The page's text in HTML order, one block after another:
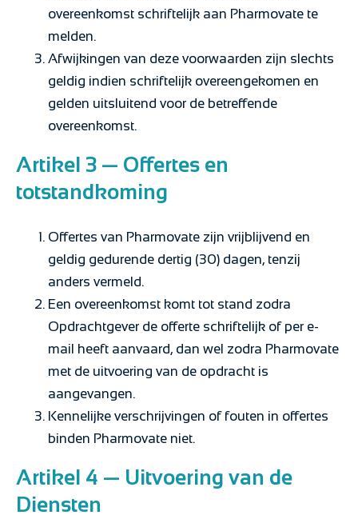
overeenkomst schriftelijk aan Pharmovate te
melden.
Afwijkingen van deze voorwaarden zijn slechts
geldig indien schriftelijk overeengekomen en
gelden uitsluitend voor de betreffende
overeenkomst.
Artikel 3 — Offertes en
totstandkoming
Offertes van Pharmovate zijn vrijblijvend en
geldig gedurende dertig (30) dagen, tenzij
anders vermeld.
Een overeenkomst komt tot stand zodra
Opdrachtgever de offerte schriftelijk of per e-
mail heeft aanvaard, dan wel zodra Pharmovate
met de uitvoering van de opdracht is
aangevangen.
Kennelijke verschrijvingen of fouten in offertes
binden Pharmovate niet.
Artikel 4 — Uitvoering van de
Diensten